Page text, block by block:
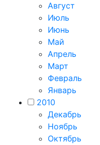
Август
Июль
Июнь
Май
Апрель
Март
Февраль
Январь
2010
Декабрь
Ноябрь
Октябрь